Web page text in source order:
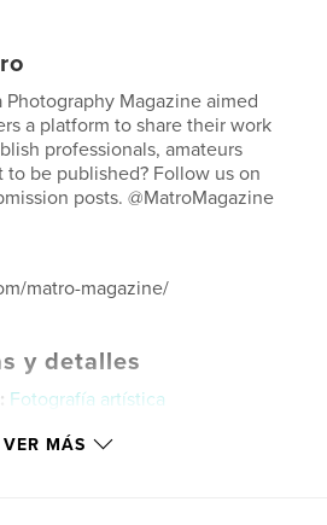
Photography Magazine aimed
a platform to share their work
professionals, amateurs
to be published? Follow us on
posts. @MatroMagazine
matro-magazine/
y detalles
Fotografía artística
Modelo/Modelado
VER MÁS